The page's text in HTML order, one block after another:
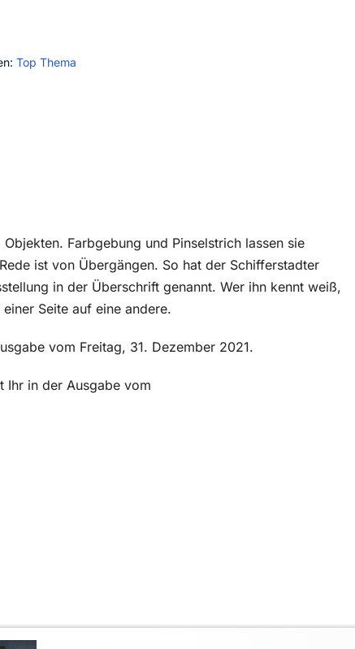
Top Thema
Farbgebung und Pinselstrich lassen sie
ist von Übergängen. So hat der Schifferstadter
in der Überschrift genannt. Wer ihn kennt weiß,
Seite auf eine andere.
vom Freitag, 31. Dezember 2021.
Ihr in der Ausgabe vom